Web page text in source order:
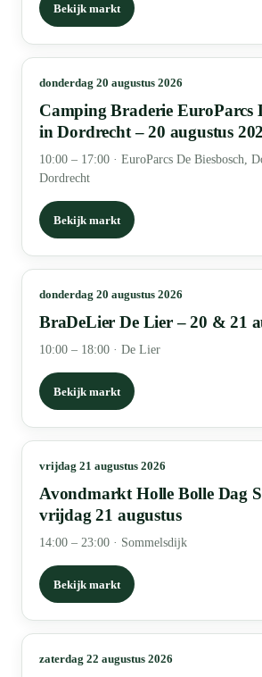
Bekijk markt
donderdag 20 augustus 2026
Camping Braderie EuroParcs
in Dordrecht – 20 augustus
10:00 – 17:00 · EuroParcs De Biesbosch,
Dordrecht
Bekijk markt
donderdag 20 augustus 2026
BraDeLier De Lier – 20 & 21
10:00 – 18:00 · De Lier
Bekijk markt
vrijdag 21 augustus 2026
Avondmarkt Holle Bolle Dag
vrijdag 21 augustus
14:00 – 23:00 · Sommelsdijk
Bekijk markt
zaterdag 22 augustus 2026